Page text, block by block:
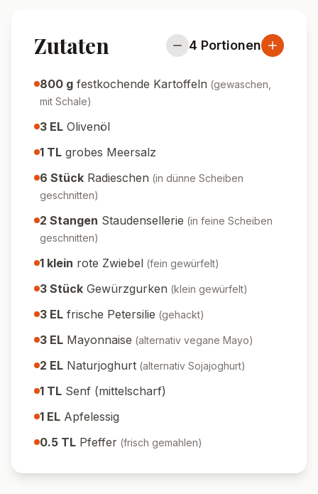
Zutaten 4 Portionen
800 g festkochende Kartoffeln (gewaschen,
mit Schale)
3 EL Olivenöl
1 TL grobes Meersalz
6 Stück Radieschen (in dünne Scheiben
geschnitten)
2 Stangen Staudensellerie (in feine Scheiben
geschnitten)
1 klein rote Zwiebel (fein gewürfelt)
3 Stück Gewürzgurken (klein gewürfelt)
3 EL frische Petersilie (gehackt)
3 EL Mayonnaise (alternativ vegane Mayo)
2 EL Naturjoghurt (alternativ Sojajoghurt)
1 TL Senf (mittelscharf)
1 EL Apfelessig
0.5 TL Pfeffer (frisch gemahlen)